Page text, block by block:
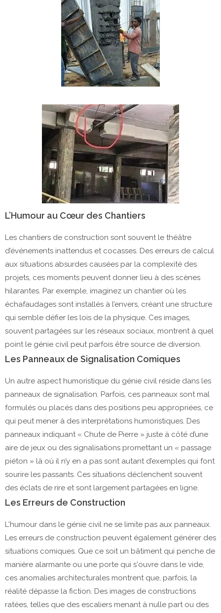
L’Humour au Cœur des Chantiers
Les chantiers de construction sont souvent le théâtre
d’événements inattendus et cocasses. Des erreurs de calcul
aux situations absurdes causées par la complexité des
projets, ces moments peuvent donner lieu à des scènes
hilarantes. Par exemple, imaginez un chantier où les
échafaudages sont installés à l’envers, créant une structure
qui semble défier les lois de la physique. Ces images,
souvent partagées sur les réseaux sociaux, montrent à quel
point le génie civil peut parfois être source de diversion.
Les Panneaux de Signalisation Comiques
Un autre aspect humoristique du génie civil réside dans les
panneaux de signalisation. Parfois, ces panneaux sont mal
formulés ou placés dans des positions peu appropriées, ce
qui peut mener à des interprétations humoristiques. Des
panneaux indiquant « Chute de Pierre » juste à côté d’une
aire de jeux ou des signalisations promettant un « passage
piéton » là où il n’y en a pas sont autant d’exemples qui font
sourire les passants. Ces situations déclenchent souvent
des éclats de rire et sont largement partagées en ligne.
Les Erreurs de Construction
L'humour dans le génie civil ne se limite pas aux panneaux.
Les erreurs de construction peuvent également générer des
situations comiques. Que ce soit un bâtiment qui penche de
manière alarmante ou une porte qui s'ouvre dans le vide,
ces anomalies architecturales montrent que, parfois, la
réalité dépasse la fiction. Des images de constructions
ratées, telles que des escaliers menant à nulle part ou des